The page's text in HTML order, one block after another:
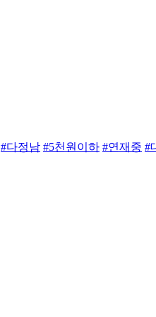
#다정남 #5천원이하 #연재중 #